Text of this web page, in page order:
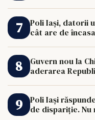
Poli Iași, datorii
cât are de
Guvern nou la
aderarea
Poli Iași
de dispariție.